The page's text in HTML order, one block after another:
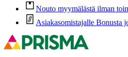
Nouto myymälästä ilman
Asiakasomistajalle Bonusta